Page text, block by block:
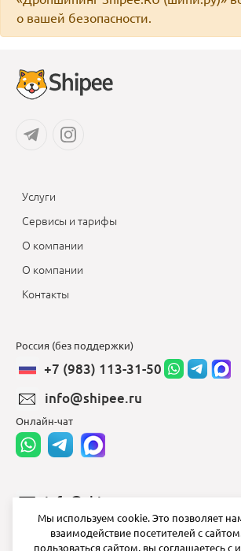
о вашей безопасности.
Услуги
Сервисы и тарифы
О компании
О компании
Контакты
Россия (без поддержки)
+7 (983) 113-31-50
info@shipee.ru
Онлайн-чат
info@shipee.ru
пн-пт 8:00 - 18:00
Мы используем cookie. Это позволяет
взаимодействие посетителей с
пользоваться сайтом, вы соглашаетесь с